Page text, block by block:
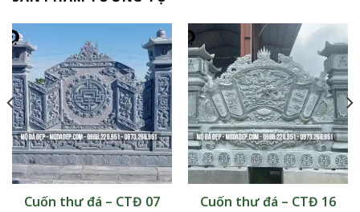
Cuốn thư đá – CTĐ 07 Cuốn thư đá – CTĐ 16